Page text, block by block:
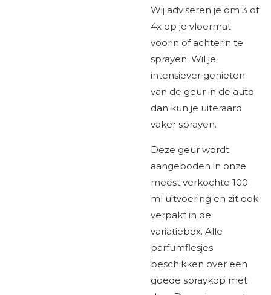
Wij adviseren je om 3 of
4x op je vloermat
voorin of achterin te
sprayen. Wil je
intensiever genieten
van de geur in de auto
dan kun je uiteraard
vaker sprayen.
Deze geur wordt
aangeboden in onze
meest verkochte 100
ml uitvoering en zit ook
verpakt in de
variatiebox. Alle
parfumflesjes
beschikken over een
goede spraykop met